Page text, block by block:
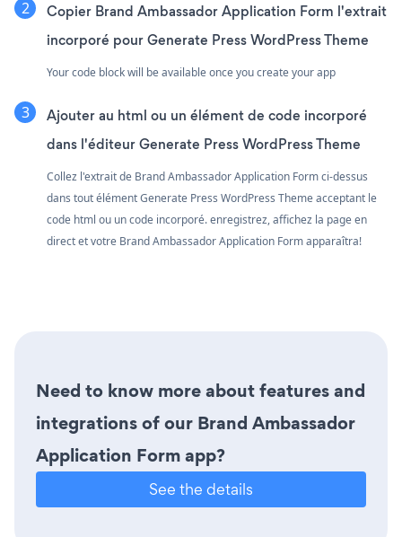
Copier Brand Ambassador Application Form l'extrait
incorporé pour Generate Press WordPress Theme
Your code block will be available once you create your app
Ajouter au html ou un élément de code incorporé
dans l'éditeur Generate Press WordPress Theme
Collez l'extrait de Brand Ambassador Application Form ci-dessus
dans tout élément Generate Press WordPress Theme acceptant le
code html ou un code incorporé. enregistrez, affichez la page en
direct et votre Brand Ambassador Application Form apparaîtra!
Need to know more about features and
integrations of our Brand Ambassador
Application Form app?
See the details